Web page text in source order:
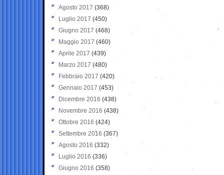
Agosto 2017 (368)
Luglio 2017 (450)
Giugno 2017 (468)
Maggio 2017 (460)
Aprile 2017 (439)
Marzo 2017 (480)
Febbraio 2017 (420)
Gennaio 2017 (453)
Dicembre 2016 (438)
Novembre 2016 (438)
Ottobre 2016 (424)
Settembre 2016 (367)
Agosto 2016 (332)
Luglio 2016 (336)
Giugno 2016 (358)